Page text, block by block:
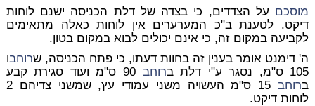
מוסכם על הצדדים, כי בצדה של דלת הכניסה ישנם לוחות
דיקט. לטענת ב"כ המערערים אין לוחות כאלה מתאימים
לקביעה במקום זה, כי אינם יכולים לבוא במקום בטון.
ה' דימנט אומר בענין זה בחוות דעתו, כי פתח הכניסה, שרוחבו
105 ס"מ, נסגר ע"י דלת ב
רוחב
90 ס"מ ועוד סגירת קבע
ברוחב
15 ס"מ העשויה משני עמודי עץ, שמשני צדיהם 2
לוחות דיקט.